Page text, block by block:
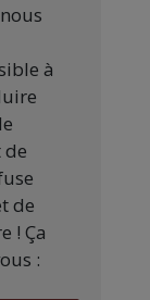
à
de
de
! Ça
: